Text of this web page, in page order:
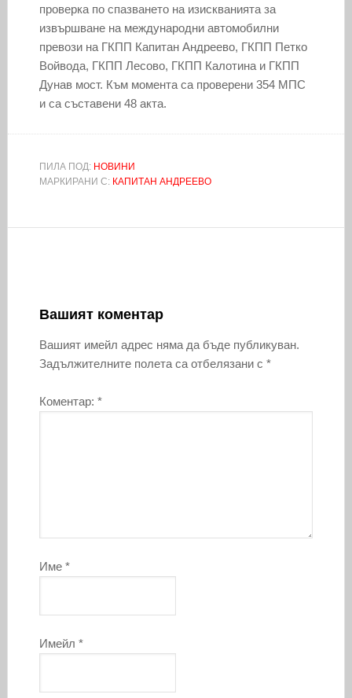
проверка по спазването на изискванията за
извършване на международни автомобилни
превози на ГКПП Капитан Андреево, ГКПП Петко
Войвода, ГКПП Лесово, ГКПП Калотина и ГКПП
Дунав мост. Към момента са проверени 354 МПС
и са съставени 48 акта.
ПИЛА ПОД: НОВИНИ
МАРКИРАНИ С: КАПИТАН АНДРЕЕВО
Вашият коментар
Вашият имейл адрес няма да бъде публикуван.
Задължителните полета са отбелязани с *
Коментар: *
Име *
Имейл *